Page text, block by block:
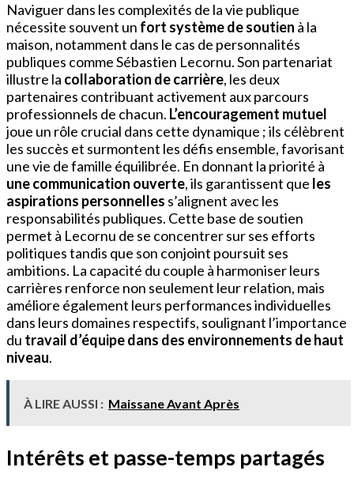
Naviguer dans les complexités de la vie publique
nécessite souvent un fort système de soutien à la
maison, notamment dans le cas de personnalités
publiques comme Sébastien Lecornu. Son partenariat
illustre la collaboration de carrière, les deux
partenaires contribuant activement aux parcours
professionnels de chacun. L’encouragement mutuel
joue un rôle crucial dans cette dynamique ; ils célèbrent
les succès et surmontent les défis ensemble, favorisant
une vie de famille équilibrée. En donnant la priorité à
une communication ouverte, ils garantissent que les
aspirations personnelles s’alignent avec les
responsabilités publiques. Cette base de soutien
permet à Lecornu de se concentrer sur ses efforts
politiques tandis que son conjoint poursuit ses
ambitions. La capacité du couple à harmoniser leurs
carrières renforce non seulement leur relation, mais
améliore également leurs performances individuelles
dans leurs domaines respectifs, soulignant l’importance
du travail d’équipe dans des environnements de haut
niveau.
À LIRE AUSSI : Maissane Avant Après
Intérêts et passe-temps partagés